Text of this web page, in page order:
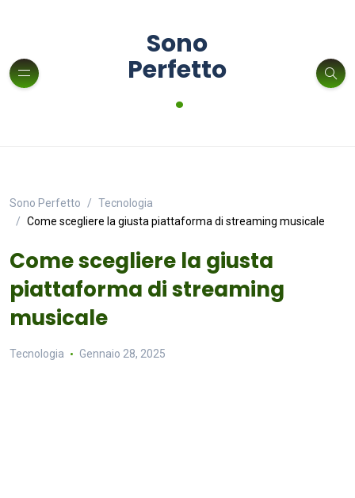
Sono
Perfetto
.
Sono Perfetto
Tecnologia
Come scegliere la giusta piattaforma di streaming musicale
Come scegliere la giusta
piattaforma di streaming
musicale
Tecnologia Gennaio 28, 2025